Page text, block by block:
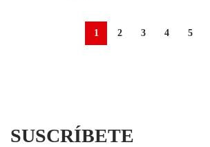
1 2 3 4 5
SUSCRÍBETE